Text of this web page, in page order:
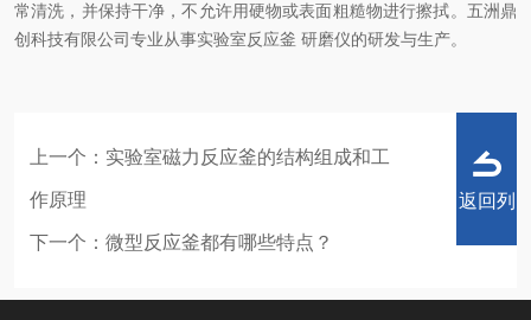
常清洗，并保持干净，不允许用硬物或表面粗糙物进行擦拭。五洲鼎
创科技有限公司专业从事实验室反应釜 研磨仪的研发与生产。
上一个： 实验室磁力反应釜的结构组成和工
作原理
下一个： 微型反应釜都有哪些特点？
返回列